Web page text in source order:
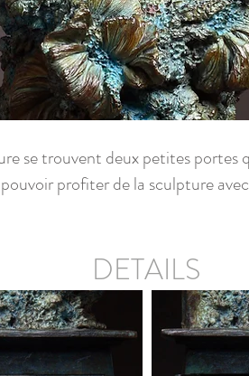
se trouvent deux petites portes
profiter de la sculpture
DETAILS